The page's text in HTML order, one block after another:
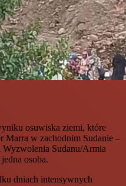
osuwiska ziemi, które
Marra w zachodnim Sudanie –
Wyzwolenia Sudanu/Armia
osoba.
dniach intensywnych